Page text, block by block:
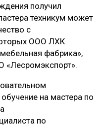
получил
техникум может
с
ООО ЛХК
фабрика»,
«Лесромэкспорт».
на мастера по
по